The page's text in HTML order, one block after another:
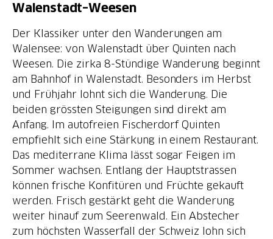
Walenstadt–Weesen
Der Klassiker unter den Wanderungen am
Walensee: von Walenstadt über Quinten nach
Weesen. Die zirka 8-Stündige Wanderung beginnt
am Bahnhof in Walenstadt. Besonders im Herbst
und Frühjahr lohnt sich die Wanderung. Die
beiden grössten Steigungen sind direkt am
Anfang. Im autofreien Fischerdorf Quinten
empfiehlt sich eine Stärkung in einem Restaurant.
Das mediterrane Klima lässt sogar Feigen im
Sommer wachsen. Entlang der Hauptstrassen
können frische Konfitüren und Früchte gekauft
werden. Frisch gestärkt geht die Wanderung
weiter hinauf zum Seerenwald. Ein Abstecher
zum höchsten Wasserfall der Schweiz lohn sich